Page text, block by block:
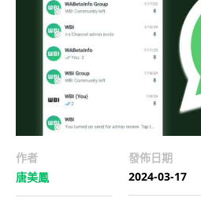
作者
唐美鳳
發佈日期
2024-03-17